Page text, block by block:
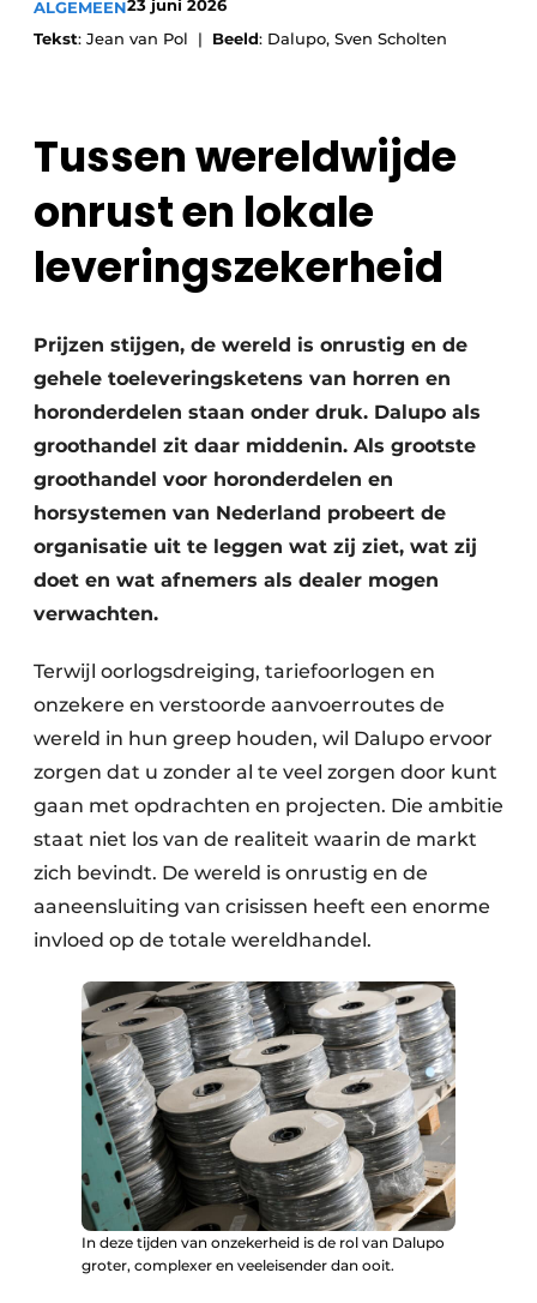
Uitnodiging Rondetafelgesprek – 20 jaar Profiel
Video’s
Werben
ALGEMEEN23 juni 2026
Tekst: Jean van Pol | Beeld: Dalupo, Sven Scholten
Tussen wereldwijde
onrust en lokale
leveringszekerheid
Prijzen stijgen, de wereld is onrustig en de
gehele toeleveringsketens van horren en
horonderdelen staan onder druk. Dalupo als
groothandel zit daar middenin. Als grootste
groothandel voor horonderdelen en
horsystemen van Nederland probeert de
organisatie uit te leggen wat zij ziet, wat zij
doet en wat afnemers als dealer mogen
verwachten.
Terwijl oorlogsdreiging, tariefoorlogen en
onzekere en verstoorde aanvoerroutes de
wereld in hun greep houden, wil Dalupo ervoor
zorgen dat u zonder al te veel zorgen door kunt
gaan met opdrachten en projecten. Die ambitie
staat niet los van de realiteit waarin de markt
zich bevindt. De wereld is onrustig en de
aaneensluiting van crisissen heeft een enorme
invloed op de totale wereldhandel.
In deze tijden van onzekerheid is de rol van Dalupo
groter, complexer en veeleisender dan ooit.